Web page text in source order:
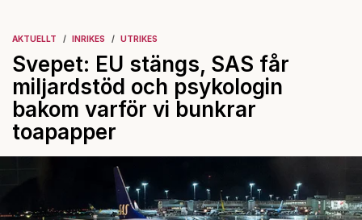
AKTUELLT INRIKES UTRIKES
Svepet: EU stängs, SAS får
miljardstöd och psykologin
bakom varför vi bunkrar
toapapper